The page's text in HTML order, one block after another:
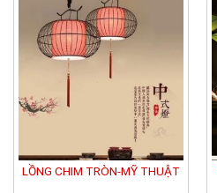
LỒNG CHIM TRÒN-MỸ THUẬT